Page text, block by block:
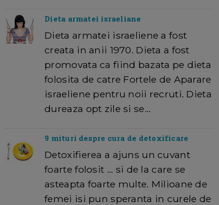
Dieta armatei israeliane
Dieta armatei israeliene a fost
creata in anii 1970. Dieta a fost
promovata ca fiind bazata pe dieta
folosita de catre Fortele de Aparare
israeliene pentru noii recruti. Dieta
dureaza opt zile si se…
9 mituri despre cura de detoxificare
Detoxifierea a ajuns un cuvant
foarte folosit ... si de la care se
asteapta foarte multe. Milioane de
femei isi pun speranta in curele de